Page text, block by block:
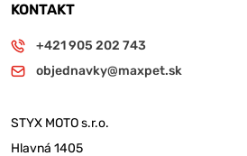
KONTAKT
+421 905 202 743
objednavky@maxpet.sk
STYX MOTO s.r.o.
Hlavná 1405